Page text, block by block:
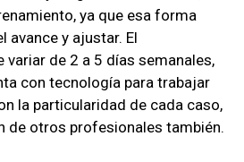
ya que esa forma
avance y ajustar. El
variar de 2 a 5 días semanales,
con tecnología para trabajar
la particularidad de cada caso,
de otros profesionales también.